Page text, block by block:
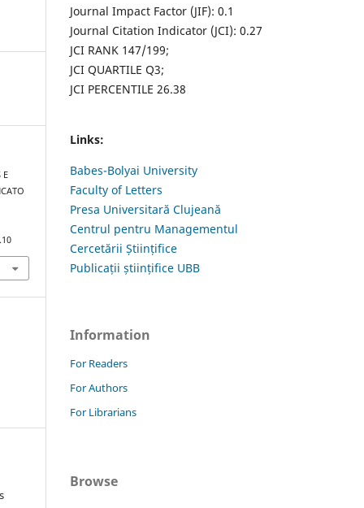
E
Journal Impact Factor (JIF): 0.1
Journal Citation Indicator (JCI): 0.27
JCI RANK 147/199;
JCI QUARTILE Q3;
JCI PERCENTILE 26.38
Links:
Babes-Bolyai University
Faculty of Letters
Presa Universitară Clujeană
Centrul pentru Managementul
Cercetării Științifice
Publicații științifice UBB
Information
For Readers
For Authors
For Librarians
Browse